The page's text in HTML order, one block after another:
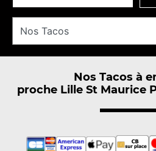
Nos Tacos à
proche Lille St Maurice